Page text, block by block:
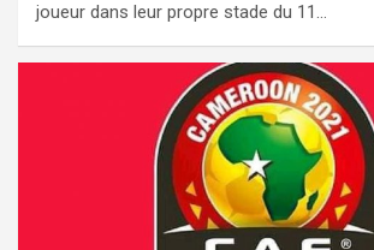
joueur dans leur propre stade du 11…